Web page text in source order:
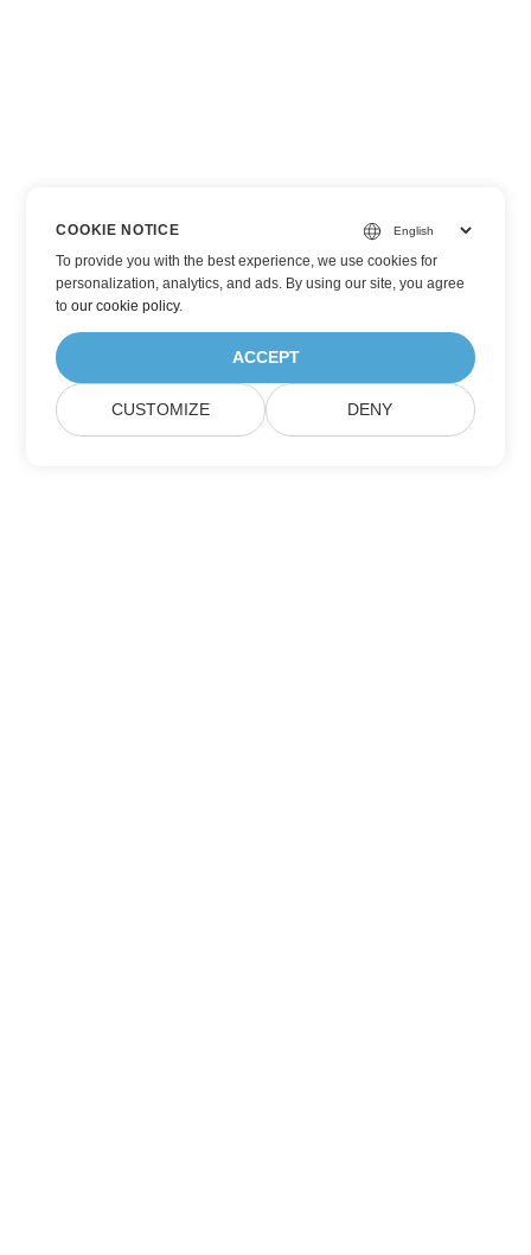
COOKIE NOTICE
To provide you with the best experience, we use cookies for
personalization, analytics, and ads. By using our site, you agree
toour cookie policy.
ACCEPT
CUSTOMIZE DENY